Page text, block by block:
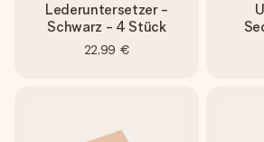
Lederuntersetzer -
Schwarz - 4 Stück
22,99 €